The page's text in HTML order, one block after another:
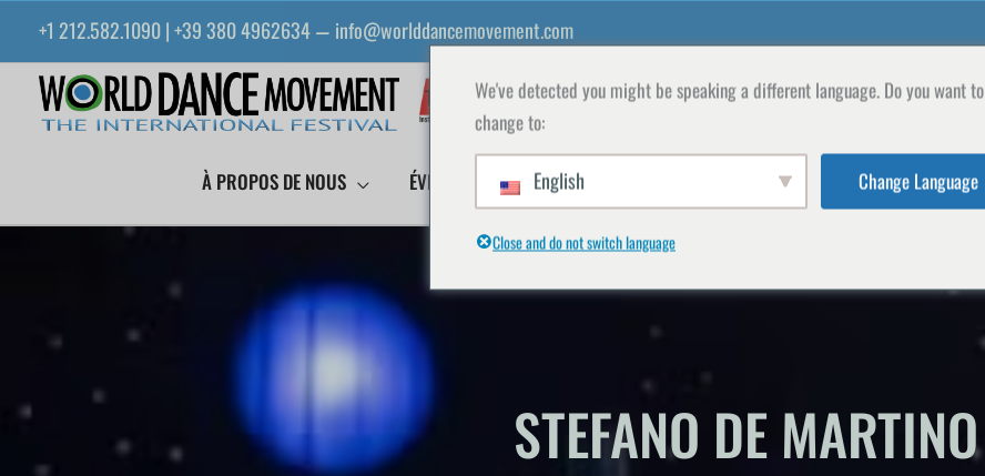
contenu
+1 212.582.1090 | +39 380 4962634 — info@worlddancemovement.com
À PROPOS DE NOUS ÉVÉNEMENTS WDM BOUTIQUE REGISTRE
STEFANO DE MARTINO
We've detected you might be speaking a different language. Do you want to
change to:
English Change Language
Close and do not switch language